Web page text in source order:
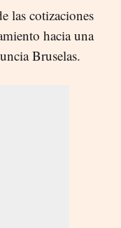
las cotizaciones
hacia una
Bruselas.